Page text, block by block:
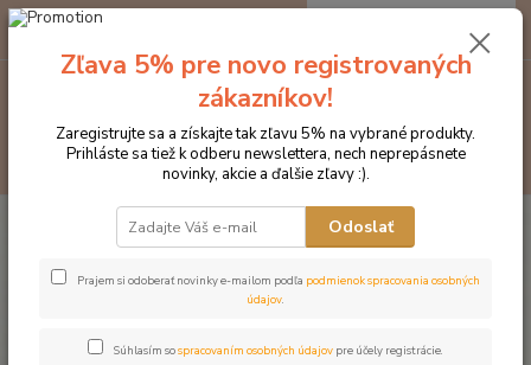
Hľadať
za0 €
Kozmetika pre kone Ochrana proti hmyzu
RP1 Repelent pre
RP1 Repelent pre kone a jazdcov
Zľava 5% pre novo registrovaných
zákazníkov!
Zaregistrujte sa a získajte tak zľavu 5% na vybrané produkty.
Prihláste sa tiež k odberu newslettera, nech neprepásnete
novinky, akcie a ďalšie zľavy :).
Odoslať
Prajem si odoberať novinky e-mailom podľa podmienok spracovania osobných
údajov.
Súhlasím sospracovaním osobných údajov pre účely registrácie.